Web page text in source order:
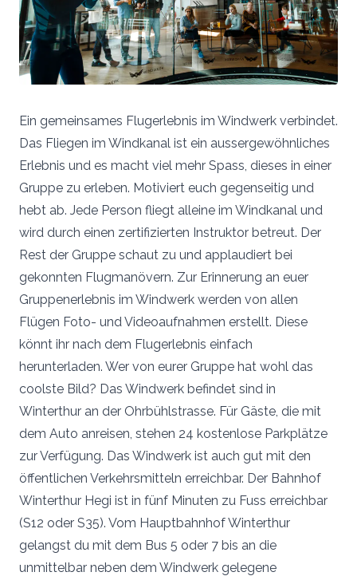
Ein gemeinsames Flugerlebnis im Windwerk verbindet.
Das Fliegen im Windkanal ist ein aussergewöhnliches
Erlebnis und es macht viel mehr Spass, dieses in einer
Gruppe zu erleben. Motiviert euch gegenseitig und
hebt ab. Jede Person fliegt alleine im Windkanal und
wird durch einen zertifizierten Instruktor betreut. Der
Rest der Gruppe schaut zu und applaudiert bei
gekonnten Flugmanövern. Zur Erinnerung an euer
Gruppenerlebnis im Windwerk werden von allen
Flügen Foto- und Videoaufnahmen erstellt. Diese
könnt ihr nach dem Flugerlebnis einfach
herunterladen. Wer von eurer Gruppe hat wohl das
coolste Bild? Das Windwerk befindet sind in
Winterthur an der Ohrbühlstrasse. Für Gäste, die mit
dem Auto anreisen, stehen 24 kostenlose Parkplätze
zur Verfügung. Das Windwerk ist auch gut mit den
öffentlichen Verkehrsmitteln erreichbar. Der Bahnhof
Winterthur Hegi ist in fünf Minuten zu Fuss erreichbar
(S12 oder S35). Vom Hauptbahnhof Winterthur
gelangst du mit dem Bus 5 oder 7 bis an die
unmittelbar neben dem Windwerk gelegene